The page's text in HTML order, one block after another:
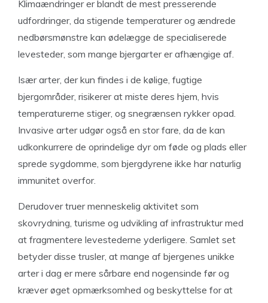
Klimaændringer er blandt de mest presserende
udfordringer, da stigende temperaturer og ændrede
nedbørsmønstre kan ødelægge de specialiserede
levesteder, som mange bjergarter er afhængige af.
Især arter, der kun findes i de kølige, fugtige
bjergområder, risikerer at miste deres hjem, hvis
temperaturerne stiger, og snegrænsen rykker opad.
Invasive arter udgør også en stor fare, da de kan
udkonkurrere de oprindelige dyr om føde og plads eller
sprede sygdomme, som bjergdyrene ikke har naturlig
immunitet overfor.
Derudover truer menneskelig aktivitet som
skovrydning, turisme og udvikling af infrastruktur med
at fragmentere levestederne yderligere. Samlet set
betyder disse trusler, at mange af bjergenes unikke
arter i dag er mere sårbare end nogensinde før og
kræver øget opmærksomhed og beskyttelse for at